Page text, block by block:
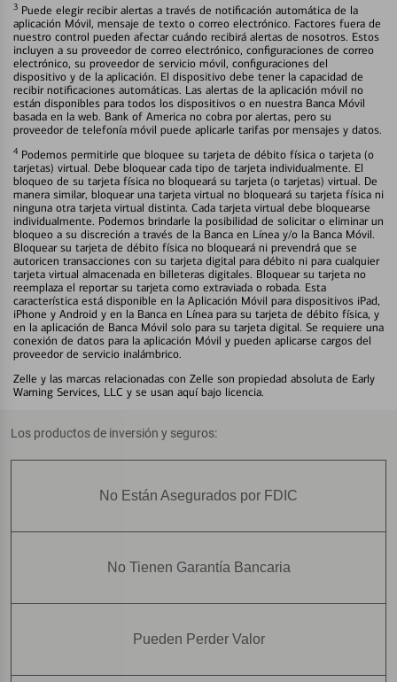
3 Puede elegir recibir alertas a través de notificación automática de la
aplicación Móvil, mensaje de texto o correo electrónico. Factores fuera de
nuestro control pueden afectar cuándo recibirá alertas de nosotros. Estos
incluyen a su proveedor de correo electrónico, configuraciones de correo
electrónico, su proveedor de servicio móvil, configuraciones del
dispositivo y de la aplicación. El dispositivo debe tener la capacidad de
recibir notificaciones automáticas. Las alertas de la aplicación móvil no
están disponibles para todos los dispositivos o en nuestra Banca Móvil
basada en la web. Bank of America no cobra por alertas, pero su
proveedor de telefonía móvil puede aplicarle tarifas por mensajes y datos.
4 Podemos permitirle que bloquee su tarjeta de débito física o tarjeta (o
tarjetas) virtual. Debe bloquear cada tipo de tarjeta individualmente. El
bloqueo de su tarjeta física no bloqueará su tarjeta (o tarjetas) virtual. De
manera similar, bloquear una tarjeta virtual no bloqueará su tarjeta física ni
ninguna otra tarjeta virtual distinta. Cada tarjeta virtual debe bloquearse
individualmente. Podemos brindarle la posibilidad de solicitar o eliminar un
bloqueo a su discreción a través de la Banca en Línea y/o la Banca Móvil.
Bloquear su tarjeta de débito física no bloqueará ni prevendrá que se
autoricen transacciones con su tarjeta digital para débito ni para cualquier
tarjeta virtual almacenada en billeteras digitales. Bloquear su tarjeta no
reemplaza el reportar su tarjeta como extraviada o robada. Esta
característica está disponible en la Aplicación Móvil para dispositivos iPad,
iPhone y Android y en la Banca en Línea para su tarjeta de débito física, y
en la aplicación de Banca Móvil solo para su tarjeta digital. Se requiere una
conexión de datos para la aplicación Móvil y pueden aplicarse cargos del
proveedor de servicio inalámbrico.
Zelle y las marcas relacionadas con Zelle son propiedad absoluta de Early
Warning Services, LLC y se usan aquí bajo licencia.
Los productos de inversión y seguros:
No Están Asegurados por FDIC
No Tienen Garantía Bancaria
Pueden Perder Valor